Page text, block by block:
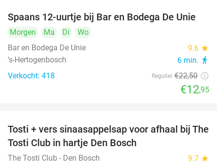
42%
Spaans 12-uurtje bij Bar en Bodega De Unie
Morgen Ma Di
Wo
Bar en Bodega De Unie
9.6 star
's-Hertogenbosch 6 min. directions_walk
Verkocht: 418 Regulier €22,50
€12,95
49%
Tosti + vers sinaasappelsap voor afhaal bij The
Tosti Club in hartje Den Bosch
The Tosti Club - Den Bosch 9.7 star